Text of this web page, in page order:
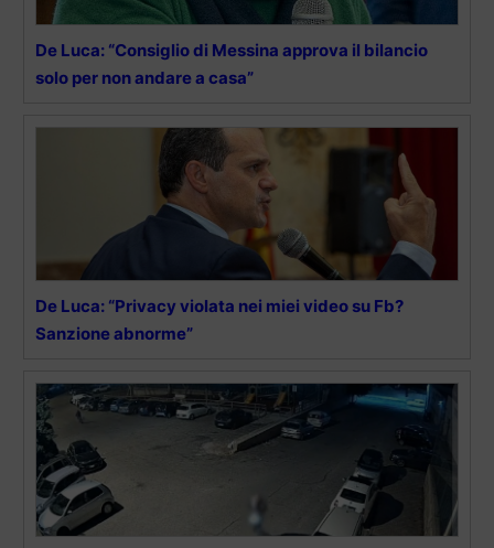
De Luca: “Consiglio di Messina approva il bilancio
solo per non andare a casa”
De Luca: “Privacy violata nei miei video su Fb?
Sanzione abnorme”